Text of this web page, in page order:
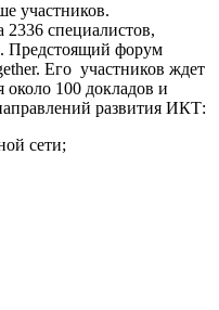
участников.
специалистов,
Предстоящий форум
Его участников ждет
100 докладов и
развития ИКТ:
сети;